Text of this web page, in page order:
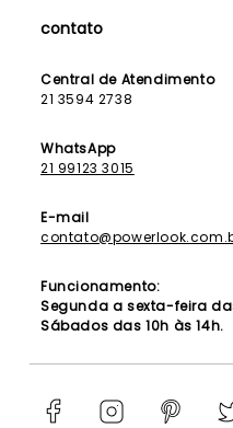
Lista de
Política de
contato
Central de Atendimento
21 3594 2738
WhatsApp
21 99123 3015
E-mail
Funcionamento:
Segunda a sexta-feira
Sábados das 10h às 14h.